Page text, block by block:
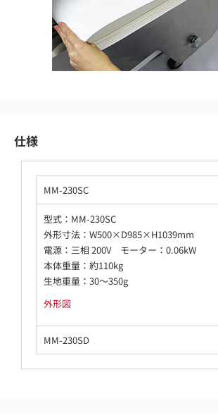
仕様
MM-230SC
型式：MM-230SC
外形寸法：W500×D985×H1039mm
電源：三相 200V モーター：0.06kW
本体重量：約110kg
生地重量：30～350g
外形図
MM-230SD